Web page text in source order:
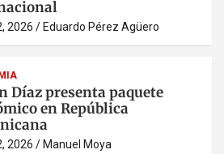
2026 Eduardo Pérez Agüero
Díaz presenta paquete
en República
2026 Manuel Moya